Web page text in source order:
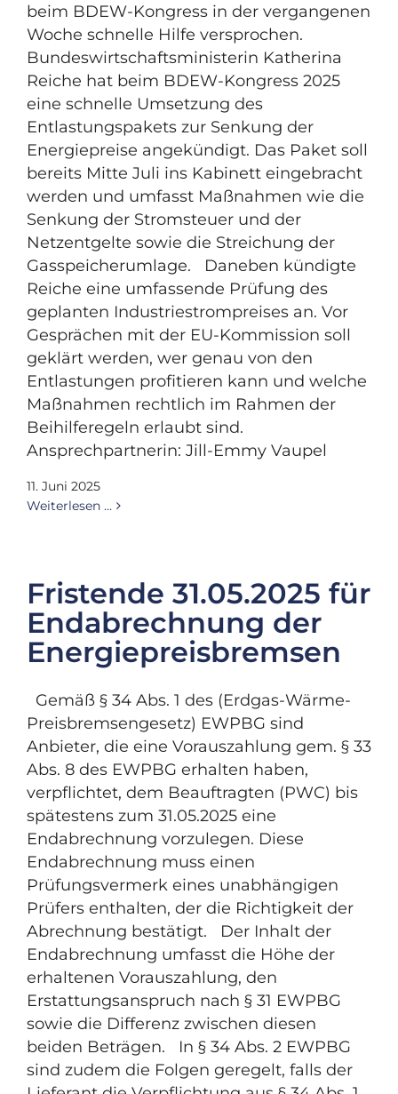
beim BDEW-Kongress in der vergangenen
Woche schnelle Hilfe versprochen.
Bundeswirtschaftsministerin Katherina
Reiche hat beim BDEW-Kongress 2025
eine schnelle Umsetzung des
Entlastungspakets zur Senkung der
Energiepreise angekündigt. Das Paket soll
bereits Mitte Juli ins Kabinett eingebracht
werden und umfasst Maßnahmen wie die
Senkung der Stromsteuer und der
Netzentgelte sowie die Streichung der
Gasspeicherumlage. Daneben kündigte
Reiche eine umfassende Prüfung des
geplanten Industriestrompreises an. Vor
Gesprächen mit der EU-Kommission soll
geklärt werden, wer genau von den
Entlastungen profitieren kann und welche
Maßnahmen rechtlich im Rahmen der
Beihilferegeln erlaubt sind.
Ansprechpartnerin: Jill-Emmy Vaupel
11. Juni 2025
Weiterlesen …
Fristende 31.05.2025 für
Endabrechnung der
Energiepreisbremsen
Gemäß § 34 Abs. 1 des (Erdgas-Wärme-
Preisbremsengesetz) EWPBG sind
Anbieter, die eine Vorauszahlung gem. § 33
Abs. 8 des EWPBG erhalten haben,
verpflichtet, dem Beauftragten (PWC) bis
spätestens zum 31.05.2025 eine
Endabrechnung vorzulegen. Diese
Endabrechnung muss einen
Prüfungsvermerk eines unabhängigen
Prüfers enthalten, der die Richtigkeit der
Abrechnung bestätigt. Der Inhalt der
Endabrechnung umfasst die Höhe der
erhaltenen Vorauszahlung, den
Erstattungsanspruch nach § 31 EWPBG
sowie die Differenz zwischen diesen
beiden Beträgen. In § 34 Abs. 2 EWPBG
sind zudem die Folgen geregelt, falls der